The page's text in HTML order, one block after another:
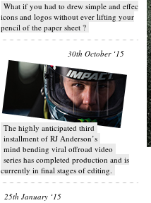
What if you had to drew simple and effective
icons and logos without ever lifting your
pencil of the paper sheet ?
30th October ‘15
T​he highly anticipated third
installment of RJ Anderson’s
mind bending viral off­road video
series has completed production and is
currently in final stages of editing.
25th January ‘15